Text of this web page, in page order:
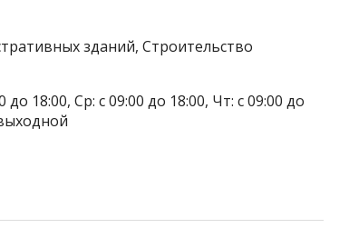
зданий, Строительство
18:00, Ср: с 09:00 до 18:00, Чт: с 09:00 до